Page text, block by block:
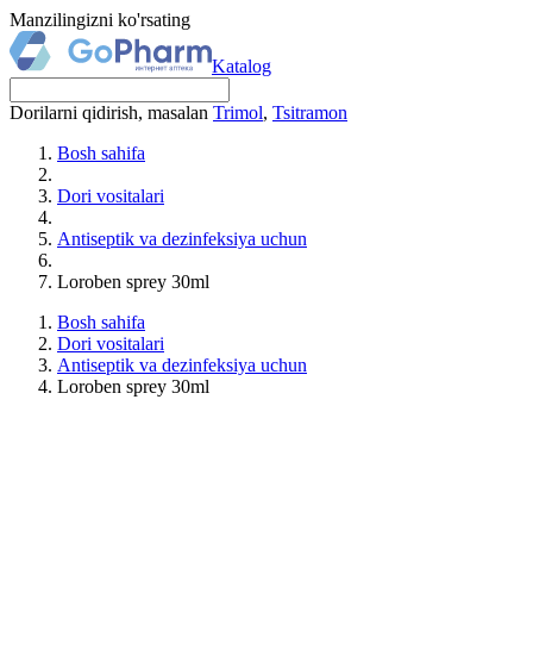
Manzilingizni ko'rsating
Katalog
Dorilarni qidirish, masalan Trimol, Tsitramon
Bosh sahifa
Dori vositalari
Antiseptik va dezinfeksiya uchun
Loroben sprey 30ml
Bosh sahifa
Dori vositalari
Antiseptik va dezinfeksiya uchun
Loroben sprey 30ml